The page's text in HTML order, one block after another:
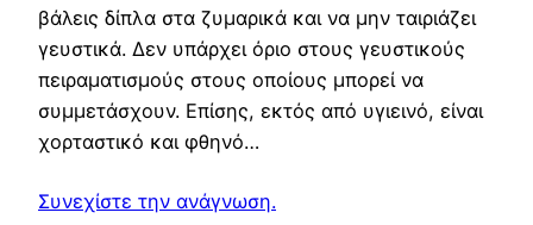
βάλεις δίπλα στα ζυμαρικά και να μην ταιριάζει
γευστικά. Δεν υπάρχει όριο στους γευστικούς
πειραματισμούς στους οποίους μπορεί να
συμμετάσχουν. Επίσης, εκτός από υγιεινό, είναι
χορταστικό και φθηνό…
Συνεχίστε την ανάγνωση.